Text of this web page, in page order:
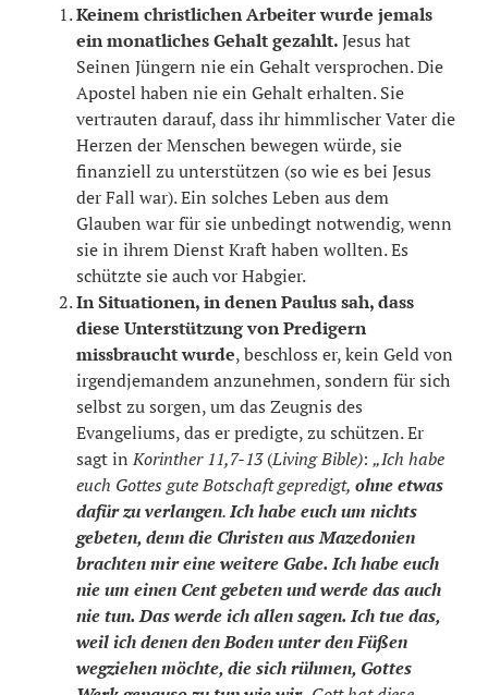
Keinem christlichen Arbeiter wurde jemals
ein monatliches Gehalt gezahlt.Jesus hat
Seinen Jüngern nie ein Gehalt versprochen. Die
Apostel haben nie ein Gehalt erhalten. Sie
vertrauten darauf, dass ihr himmlischer Vater die
Herzen der Menschen bewegen würde, sie
finanziell zu unterstützen (so wie es bei Jesus
der Fall war). Ein solches Leben aus dem
Glauben war für sie unbedingt notwendig, wenn
sie in ihrem Dienst Kraft haben wollten. Es
schützte sie auch vor Habgier.
In Situationen, in denen Paulus sah, dass
diese Unterstützung von Predigern
missbraucht wurde, beschloss er, kein Geld von
irgendjemandem anzunehmen, sondern für sich
selbst zu sorgen, um das Zeugnis des
Evangeliums, das er predigte, zu schützen. Er
sagt inKorinther 11,7-13(Living Bible): „Ich habe
euch Gottes gute Botschaft gepredigt, ohne etwas
dafür zu verlangen.Ich habe euch um nichts
gebeten, denn die Christen aus Mazedonien
brachten mir eine weitere Gabe. Ich habe euch
nie um einen Cent gebeten und werde das auch
nie tun. Das werde ich allen sagen. Ich tue das,
weil ich denen den Boden unter den Füßen
wegziehen möchte, die sich rühmen, Gottes